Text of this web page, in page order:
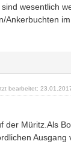
wesentlich
Ankerbuchten
bearbeitet:
der Müritz.Als
Ausgang